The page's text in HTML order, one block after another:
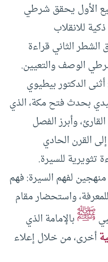
الأول يحقق شرطي
للانقلاب
الشطر الثاني قراءة
الوصف والتعيين.
الدكتور بيطيوي
بحدث فتح مكة، الذي
وأبرز الفصل
القرن الحادي
تثويرية للسيرة.
لفهم السيرة: فهم
واستحضار مقام
ﷺبالإمامة الذي
أخرى، من خلال إعلاء